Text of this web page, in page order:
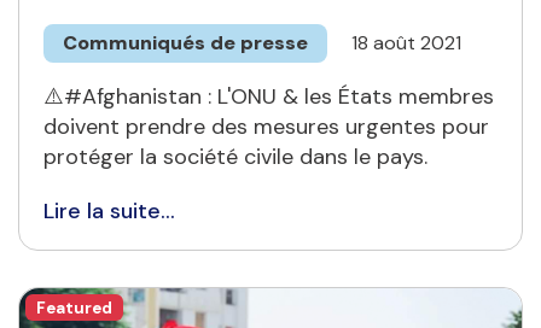
Communiqués de presse 18 août 2021
⚠️#Afghanistan : L'ONU & les États membres
doivent prendre des mesures urgentes pour
protéger la société civile dans le pays.
Lire la suite...
Featured